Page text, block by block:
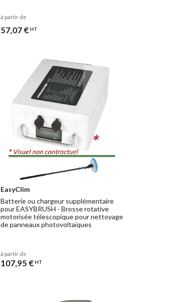
à partir de
57,07 €HT
EasyClim
Batterie ou chargeur supplémentaire
pour EASYBRUSH - Brosse rotative
motorisée télescopique pour nettoyage
de panneaux photovoltaïques
à partir de
107,95 €HT